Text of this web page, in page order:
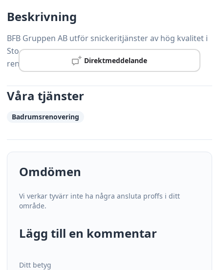
Direktmeddelande
Beskrivning
BFB Gruppen AB utför snickeritjänster av hög kvalitet i
Stockholm – från mindre reparationer till större
renoveringsprojekt.
Våra tjänster
Badrumsrenovering
Omdömen
Vi verkar tyvärr inte ha några ansluta proffs i ditt
område.
Lägg till en kommentar
Ditt betyg